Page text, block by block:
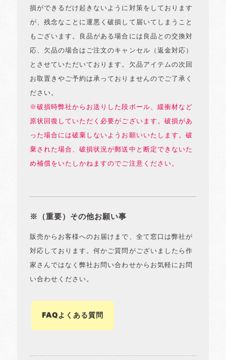
損ができるだけ起きないように対策をしております
が、残念なことに運悪く破損して届いてしまうこと
もございます。良品がある場合には良品との交換対
応、欠品の場合はご注文のキャンセル（返金対応）
とさせていただいております。欠品アイテムの次回
お取置きやご予約は承っておりませんのでご了承く
ださい。
※破損時弊社からお送りした段ボール、緩衝材など
原状回復していただく必要がございます。破損があ
った場合には破棄しないようお願いいたします。破
棄された場合、破損状況が郵送中と断定できないた
め補償をいたしかねますのでご注意ください。
※（重要）その他お願い事
販売からお客様へのお届けまで、全て窓口は弊社が
対応しております。何かご質問がございましたら作
家さんではなく弊社お問い合わせからお気軽にお問
い合わせください。
FAQよくある質問